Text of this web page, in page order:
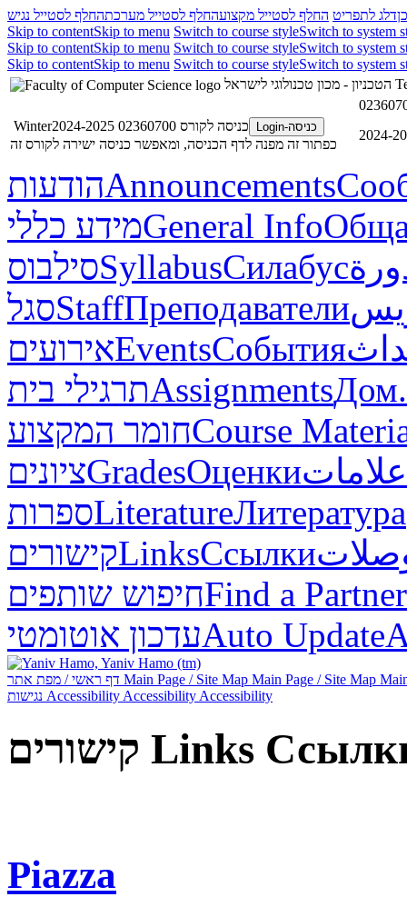
דלג לתפריט החלף לסטייל מקצועהחלף לסטייל מערכתהחלף לסטייל נגיש
Skip to contentSkip to menu Switch to course styleSwitch to system
Skip to contentSkip to menu Switch to course styleSwitch to system
Skip to contentSkip to menu Switch to course styleSwitch to system
כניסה-Login
כניסה לקורס 02360700 Winter2024-2025
כפתור זה מפנה לדף הכניסה, ומאפשר כניסה ישירה לקורס זה
הודעותAnnouncements
מידע כלליGeneral Info
סילבוסSyllabusСилабус
סגלStaffПреподаватели
אירועיםEventsСобытия
תרגילי ביתAssignmentsДом.
חומר המקצועCourse
ציוניםGradesОценкиعلامات
ספרותLiteratureЛитература
קישוריםLinksСсылки
חיפוש שותפיםFind a Partner
עדכון אוטומטיAuto Update
Main Page / Site Map Main Page / Site Map
Accessibility Accessibility Accessibility
קישורים Links
Piazza